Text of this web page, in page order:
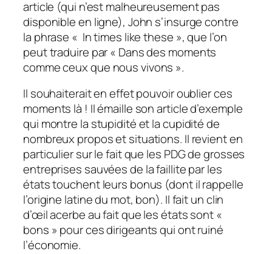
article (qui n’est malheureusement pas
disponible en ligne), John s’insurge contre
la phrase « In times like these », que l’on
peut traduire par « Dans des moments
comme ceux que nous vivons ».
Il souhaiterait en effet pouvoir oublier ces
moments là ! Il émaille son article d’exemple
qui montre la stupidité et la cupidité de
nombreux propos et situations. Il revient en
particulier sur le fait que les PDG de grosses
entreprises sauvées de la faillite par les
états touchent leurs bonus (dont il rappelle
l’origine latine du mot, bon). Il fait un clin
d’œil acerbe au fait que les états sont «
bons » pour ces dirigeants qui ont ruiné
l’économie.